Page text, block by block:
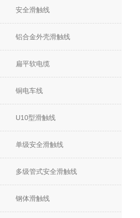
安全滑触线
铝合金外壳滑触线
扁平软电缆
铜电车线
U10型滑触线
单级安全滑触线
多级管式安全滑触线
钢体滑触线